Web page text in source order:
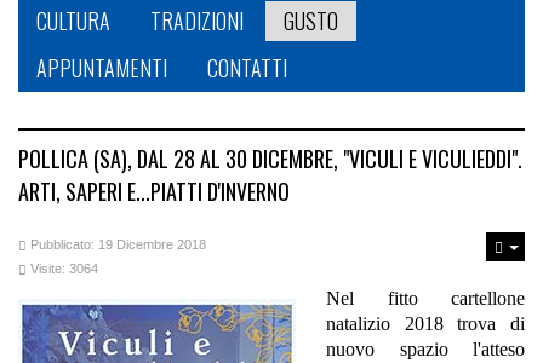
CULTURA
TRADIZIONI
GUSTO
APPUNTAMENTI
CONTATTI
POLLICA (SA), DAL 28 AL 30 DICEMBRE, "VICULI E VICULIEDDI".
ARTI, SAPERI E...PIATTI D'INVERNO
Pubblicato: 19 Dicembre 2018
Visite: 3064
Nel fitto cartellone
natalizio 2018 trova di
nuovo spazio l'atteso